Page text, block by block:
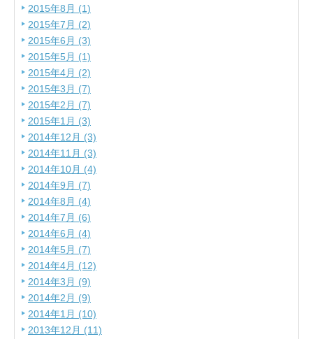
2015年8月 (1)
2015年7月 (2)
2015年6月 (3)
2015年5月 (1)
2015年4月 (2)
2015年3月 (7)
2015年2月 (7)
2015年1月 (3)
2014年12月 (3)
2014年11月 (3)
2014年10月 (4)
2014年9月 (7)
2014年8月 (4)
2014年7月 (6)
2014年6月 (4)
2014年5月 (7)
2014年4月 (12)
2014年3月 (9)
2014年2月 (9)
2014年1月 (10)
2013年12月 (11)